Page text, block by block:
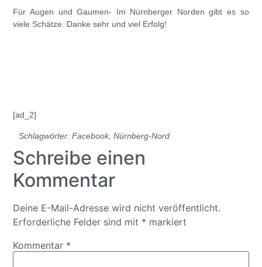
Für Augen und Gaumen- Im Nürnberger Norden gibt es so
viele Schätze. Danke sehr und viel Erfolg!
[ad_2]
Schlagwörter:Facebook,Nürnberg-Nord
Schreibe einen
Kommentar
Deine E-Mail-Adresse wird nicht veröffentlicht.
Erforderliche Felder sind mit * markiert
Kommentar *